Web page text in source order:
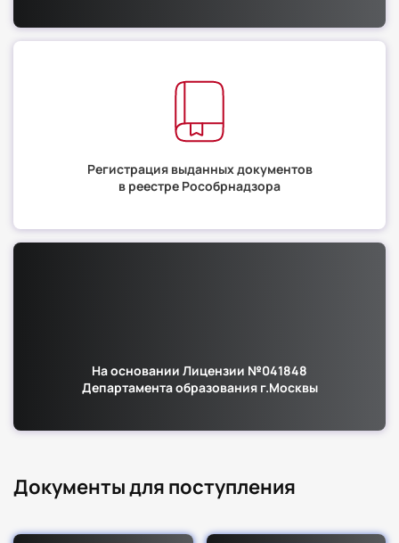
Регистрация выданных документов
в реестре Рособрнадзора
На основании Лицензии №041848
Департамента образования г.Москвы
Документы для поступления